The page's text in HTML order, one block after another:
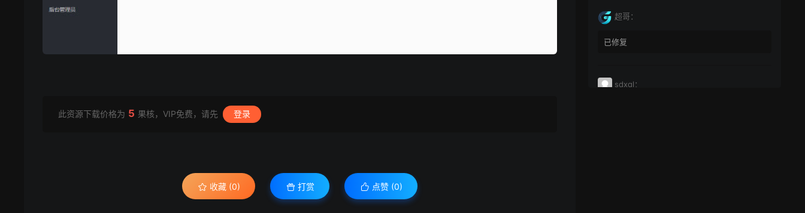
此资源下载价格为 5 果核，VIP免费，请先 登录
收藏 (0) 打赏 点赞 (0)
超哥：
已修复
sdxql：